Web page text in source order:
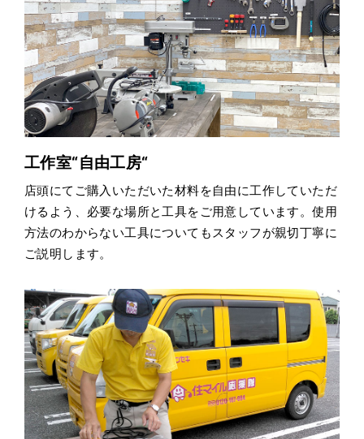
工作室“自由工房“
店頭にてご購入いただいた材料を自由に工作していただ
けるよう、必要な場所と工具をご用意しています。使用
方法のわからない工具についてもスタッフが親切丁寧に
ご説明します。